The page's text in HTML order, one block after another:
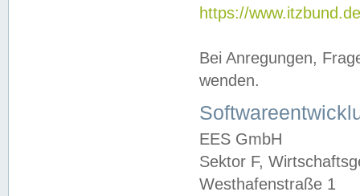
https://
Bei Anregungen,
wenden.
EES GmbH
Sektor F,
Westhafenstraße 1